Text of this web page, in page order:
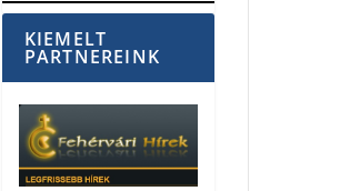
KIEMELT
PARTNEREINK